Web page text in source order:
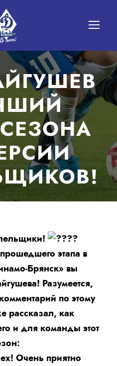
этапа в
Брянск» вы
Разумеется,
по этому
рассказал, как
и для команды этот
Очень приятно